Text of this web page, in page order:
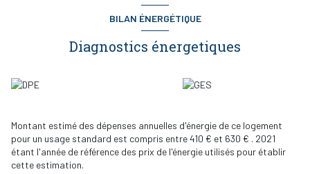
BILAN ÉNERGÉTIQUE
Diagnostics énergetiques
Montant estimé des dépenses annuelles d'énergie de ce logement
pour un usage standard est compris entre 410 € et 630 € . 2021
étant l'année de référence des prix de l'énergie utilisés pour établir
cette estimation.